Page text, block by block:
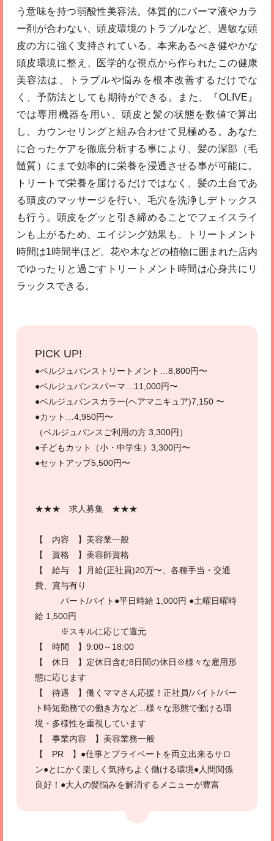
う意味を持つ弱酸性美容法。体質的にパーマ液やカラ
ー剤が合わない、頭皮環境のトラブルなど、過敏な頭
皮の方に強く支持されている。本来あるべき健やかな
頭皮環境に整え、医学的な視点から作られたこの健康
美容法は、トラブルや悩みを根本改善するだけでな
く、予防法としても期待ができる。また、『OLIVE』
では専用機器を用い、頭皮と髪の状態を数値で算出
し、カウンセリングと組み合わせて見極める。あなた
に合ったケアを徹底分析する事により、髪の深部（毛
髄質）にまで効率的に栄養を浸透させる事が可能に。
トリートで栄養を届けるだけではなく、髪の土台であ
る頭皮のマッサージを行い、毛穴を洗浄しデトックス
も行う。頭皮をグッと引き締めることでフェイスライ
ンも上がるため、エイジング効果も。トリートメント
時間は1時間半ほど。花や木などの植物に囲まれた店内
でゆったりと過ごすトリートメント時間は心身共にリ
ラックスできる。
PICK UP!
●ベルジュバンストリートメント…8,800円〜
●ベルジュバンスパーマ…11,000円〜
●ベルジュバンスカラー(ヘアマニキュア)7,150 〜
●カット…4,950円〜
（ベルジュバンスご利用の方 3,300円）
●子どもカット（小・中学生）3,300円〜
●セットアップ5,500円〜
★★★ 求人募集 ★★★
【 内容 】美容業一般
【 資格 】美容師資格
【 給与 】月給(正社員)20万〜、各種手当・交通
費、賞与有り
パート/バイト●平日時給 1,000円 ●土曜日曜時
給 1,500円
※スキルに応じて還元
【 時間 】9:00～18:00
【 休日 】定休日含む8日間の休日※様々な雇用形
態に応じます
【 待遇 】働くママさん応援！正社員/バイト/パー
ト時短勤務での働き方など…様々な形態で働ける環
境・多様性を重視しています
【 事業内容 】美容業務一般
【 PR 】●仕事とプライベートを両立出来るサロ
ン●とにかく楽しく気持ちよく働ける環境●人間関係
良好！●大人の髪悩みを解消するメニューが豊富